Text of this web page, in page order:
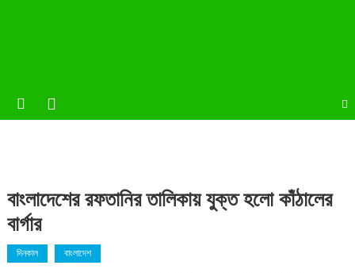
বাংলাদেশের রফতানির তালিকায় যুক্ত হলো কাঁঠালের
বার্গার
দিনকাল বাংলাদেশ